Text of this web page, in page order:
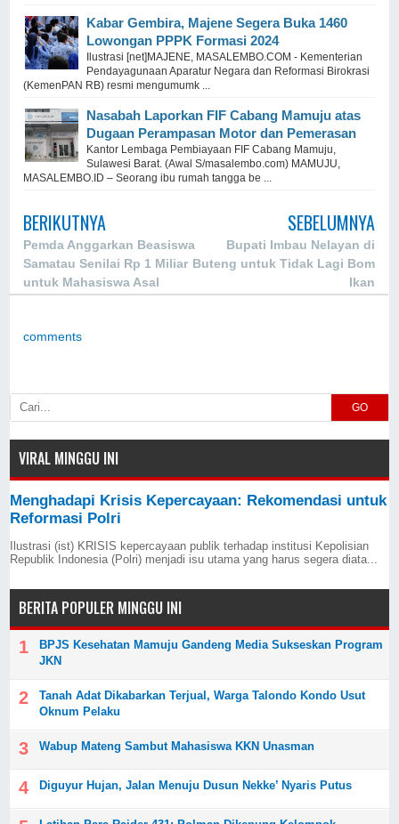
Kabar Gembira, Majene Segera Buka 1460
Lowongan PPPK Formasi 2024
Ilustrasi [net]MAJENE, MASALEMBO.COM - Kementerian
Pendayagunaan Aparatur Negara dan Reformasi Birokrasi
(KemenPAN RB) resmi mengumumk ...
Nasabah Laporkan FIF Cabang Mamuju atas
Dugaan Perampasan Motor dan Pemerasan
Kantor Lembaga Pembiayaan FIF Cabang Mamuju,
Sulawesi Barat. (Awal S/masalembo.com) MAMUJU,
MASALEMBO.ID – Seorang ibu rumah tangga be ...
BERIKUTNYA
Pemda Anggarkan Beasiswa
Samatau Senilai Rp 1 Miliar
untuk Mahasiswa Asal
SEBELUMNYA
Bupati Imbau Nelayan di
Buteng untuk Tidak Lagi Bom
Ikan
comments
GO
VIRAL MINGGU INI
Menghadapi Krisis Kepercayaan: Rekomendasi untuk
Reformasi Polri
Ilustrasi (ist) KRISIS kepercayaan publik terhadap institusi Kepolisian
Republik Indonesia (Polri) menjadi isu utama yang harus segera diata...
BERITA POPULER MINGGU INI
BPJS Kesehatan Mamuju Gandeng Media Sukseskan Program
JKN
Tanah Adat Dikabarkan Terjual, Warga Talondo Kondo Usut
Oknum Pelaku
Wabup Mateng Sambut Mahasiswa KKN Unasman
Diguyur Hujan, Jalan Menuju Dusun Nekke’ Nyaris Putus